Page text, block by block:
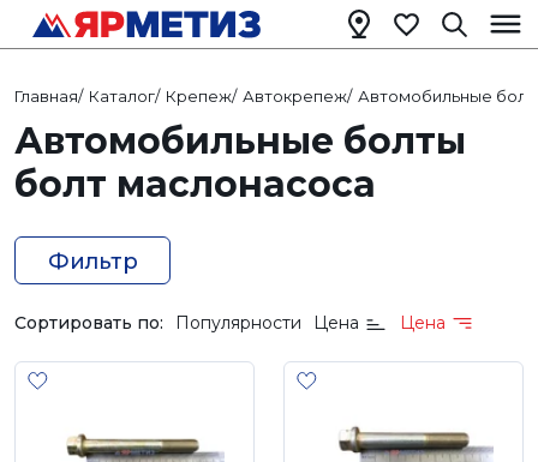
Главная/ Каталог/ Крепеж/ Автокрепеж/ Автомобильные
Автомобильные болты
болт маслонасоса
Фильтр
Сортировать по: Популярности Цена Цена